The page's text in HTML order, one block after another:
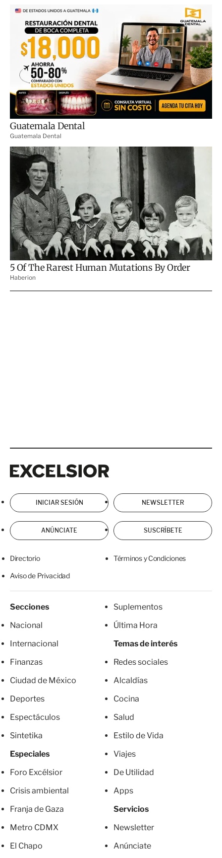
INICIAR SESIÓN NEWSLETTER
ANÚNCIATE SUSCRÍBETE
Directorio Términos y Condiciones
Aviso de Privacidad
Secciones
Nacional
Internacional
Finanzas
Ciudad de México
Deportes
Espectáculos
Sintetika
Especiales
Foro Excélsior
Crisis ambiental
Franja de Gaza
Metro CDMX
El Chapo
Suplementos
Última Hora
Temas de interés
Redes sociales
Alcaldías
Cocina
Salud
Estilo de Vida
Viajes
De Utilidad
Apps
Servicios
Newsletter
Anúnciate